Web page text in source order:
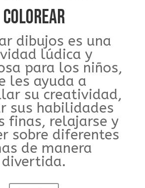
COLOREAR
dibujos es una
lúdica y
para los niños,
les ayuda a
su creatividad,
sus habilidades
finas, relajarse y
sobre diferentes
de manera
divertida.